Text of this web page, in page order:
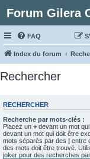
Forum Gilera
FAQ
Index du forum
Rechercher
RECHERCHER
Recherche par mots-clés :
Placez un + devant un mot
devant un mot qui doit être
mots séparés par des | entre
des mots doit être trouvé.
joker pour des recherches